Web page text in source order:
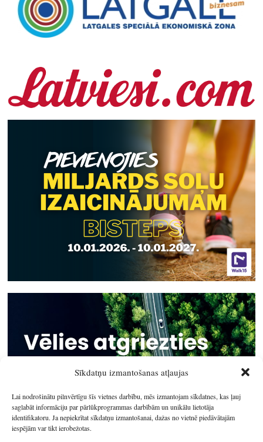
Sīkdatņu izmantošanas atļaujas
Lai nodrošinātu pilnvērtīgu šīs vietnes darbību, mēs izmantojam sīkdatnes, kas ļauj
saglabāt informāciju par pārlūkprogrammas darbībām un unikālu lietotāja
identifikatoru. Ja nepiekrītat sīkdatņu izmantošanai, dažas no vietnē piedāvātajām
iespējām var tikt ierobežotas.